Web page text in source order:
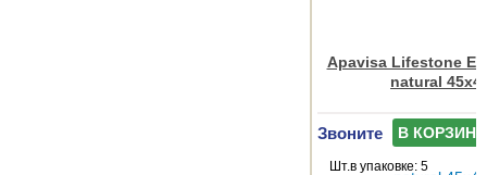
Apavisa Lifestone
natural
Звоните В КОРЗИНУ
Шт.в упаковке: 5